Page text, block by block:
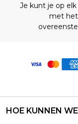
Je kunt je op
met het
HOE KUNNEN